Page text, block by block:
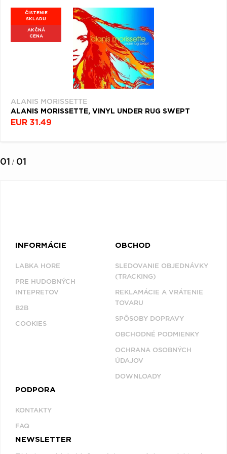
ČISTENIE
SKLADU
AKČNÁ
CENA
ALANIS MORISSETTE
ALANIS MORISSETTE, VINYL UNDER RUG SWEPT
EUR 31.49
01 / 01
INFORMÁCIE
LABKA HORE
PRE HUDOBNÝCH
INTEPRETOV
B2B
COOKIES
OBCHOD
SLEDOVANIE OBJEDNÁVKY
(TRACKING)
REKLAMÁCIE A VRÁTENIE
TOVARU
SPÔSOBY DOPRAVY
OBCHODNÉ PODMIENKY
OCHRANA OSOBNÝCH
ÚDAJOV
DOWNLOADY
PODPORA
KONTAKTY
FAQ
NEWSLETTER